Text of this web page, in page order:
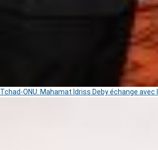
Tchad-ONU: Mahamat Idriss Deby échange avec